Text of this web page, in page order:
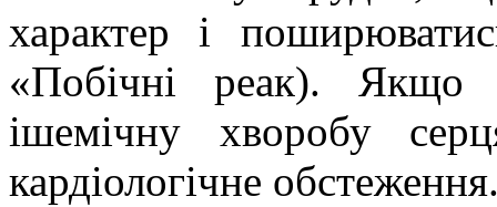
характер і
«Побічні реак). Якщо
ішемічну хворобу
кардіологічне